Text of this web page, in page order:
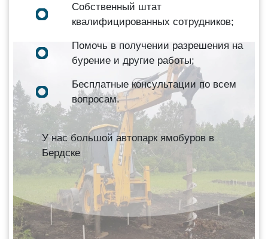
Собственный штат
квалифицированных сотрудников;
Помочь в получении разрешения на
бурение и другие работы;
Бесплатные консультации по всем
вопросам.
У нас большой автопарк ямобуров в
Бердске